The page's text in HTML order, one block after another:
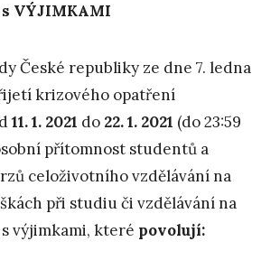
VÝJIMKAMI
České republiky ze dne 7. ledna
krizového opatření
11. 1. 2021 do 22. 1. 2021 (do 23:59
přítomnost studentů a
celoživotního vzdělávání na
při studiu či vzdělávání na
výjimkami, které povolují: